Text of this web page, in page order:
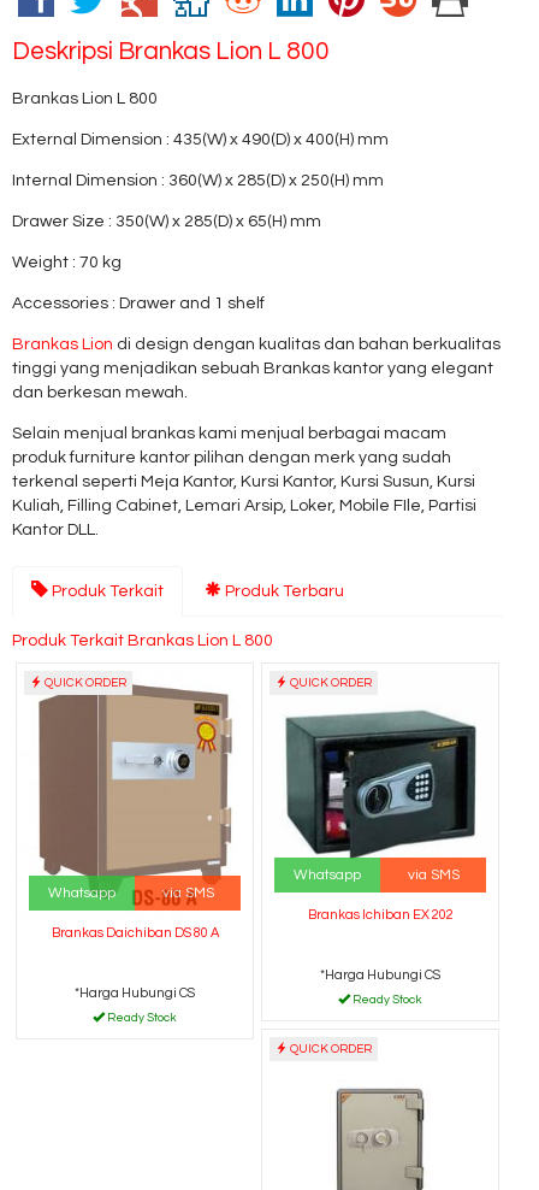
Deskripsi Brankas Lion L 800
Brankas Lion L 800
External Dimension : 435(W) x 490(D) x 400(H) mm
Internal Dimension : 360(W) x 285(D) x 250(H) mm
Drawer Size : 350(W) x 285(D) x 65(H) mm
Weight : 70 kg
Accessories : Drawer and 1 shelf
Brankas Lion di design dengan kualitas dan bahan berkualitas
tinggi yang menjadikan sebuah Brankas kantor yang elegant
dan berkesan mewah.
Selain menjual brankas kami menjual berbagai macam
produk furniture kantor pilihan dengan merk yang sudah
terkenal seperti Meja Kantor, Kursi Kantor, Kursi Susun, Kursi
Kuliah, Filling Cabinet, Lemari Arsip, Loker, Mobile FIle, Partisi
Kantor DLL.
Produk Terkait Produk Terbaru
Produk Terkait Brankas Lion L 800
QUICK ORDER
Whatsapp via SMS
Brankas Daichiban DS 80 A
*Harga Hubungi CS
Ready Stock
QUICK ORDER
Whatsapp via SMS
Brankas Ichiban EX 202
*Harga Hubungi CS
Ready Stock
QUICK ORDER